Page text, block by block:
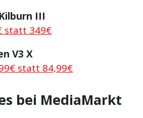
III
statt 349€
V3 X
statt 84,99€
bei MediaMarkt